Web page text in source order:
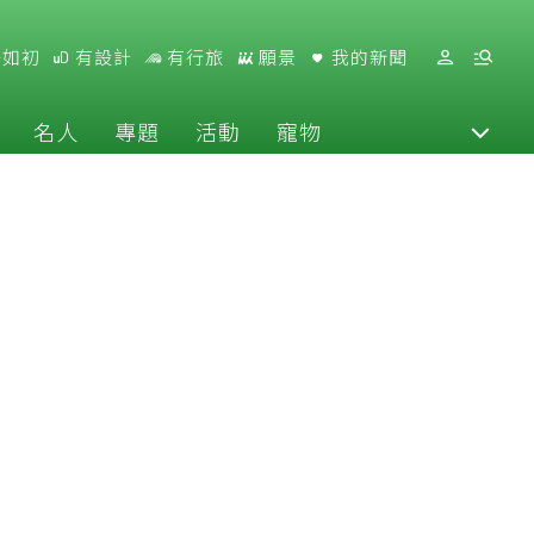
初 有設計 有行旅 願景 我的新聞
名人 專題 活動 寵物